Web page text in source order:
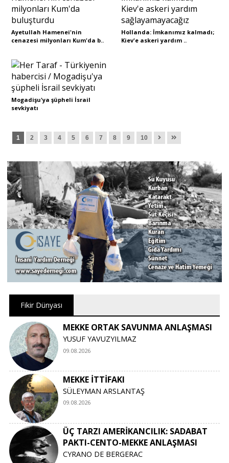
Ayetullah Hamenei'nin
cenazesi milyonları Kum'da b..
Hollanda: İmkanımız kalmadı;
Kiev'e askeri yardım ..
Mogadişu'ya şüpheli İsrail
sevkiyatı
1 2 3 4 5 6 7 8 9 10
Fikir Dünyası
MEKKE ORTAK SAVUNMA ANLAŞMASI
YUSUF YAVUZYILMAZ
09.08.2026
MEKKE İTTİFAKI
SÜLEYMAN ARSLANTAŞ
09.08.2026
ÜÇ TARZI AMERİKANCILIK: SADABAT
PAKTI-CENTO-MEKKE ANLAŞMASI
CYRANO DE BERGERAC